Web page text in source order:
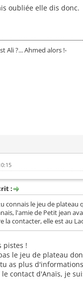
oubliée elle dis donc.
Ali ?... Ahmed alors !-
:
connais le jeu de
l'amie de Petit jean
la contacter, elle est au
pistes !
le jeu de plateau
as plus
contact d'Anaïs, je